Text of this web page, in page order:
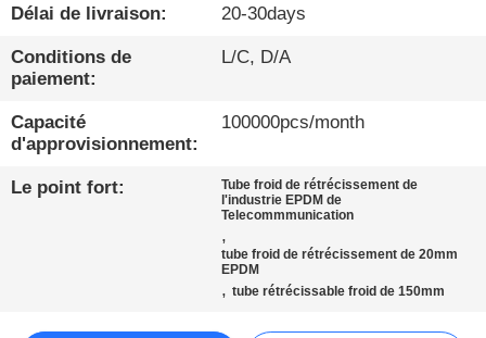
VISITE
D'USINE
CONDITIONS
Délai de livraison: 20-30days
Conditions de
paiement:
L/C, D/A
Capacité
d'approvisionnement:
100000pcs/month
Le point fort:
Tube froid de rétrécissement de
l'industrie EPDM de
Telecommmunication
,
tube froid de rétrécissement de 20mm
EPDM
,tube rétrécissable froid de 150mm